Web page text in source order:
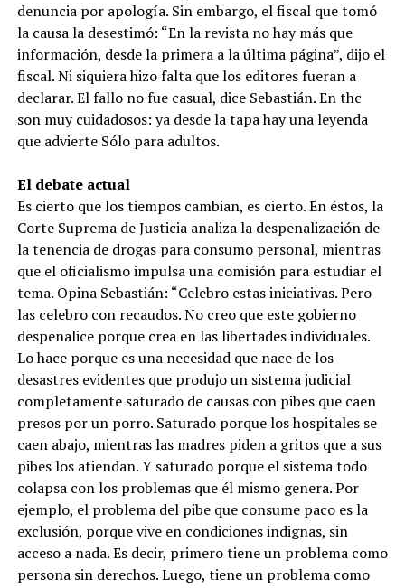
denuncia por apología. Sin embargo, el fiscal que tomó
la causa la desestimó: “En la revista no hay más que
información, desde la primera a la última página”, dijo el
fiscal. Ni siquiera hizo falta que los editores fueran a
declarar. El fallo no fue casual, dice Sebastián. En thc
son muy cuidadosos: ya desde la tapa hay una leyenda
que advierte Sólo para adultos.
El debate actual
Es cierto que los tiempos cambian, es cierto. En éstos, la
Corte Suprema de Justicia analiza la despenalización de
la tenencia de drogas para consumo personal, mientras
que el oficialismo impulsa una comisión para estudiar el
tema. Opina Sebastián: “Celebro estas iniciativas. Pero
las celebro con recaudos. No creo que este gobierno
despenalice porque crea en las libertades individuales.
Lo hace porque es una necesidad que nace de los
desastres evidentes que produjo un sistema judicial
completamente saturado de causas con pibes que caen
presos por un porro. Saturado porque los hospitales se
caen abajo, mientras las madres piden a gritos que a sus
pibes los atiendan. Y saturado porque el sistema todo
colapsa con los problemas que él mismo genera. Por
ejemplo, el problema del pibe que consume paco es la
exclusión, porque vive en condiciones indignas, sin
acceso a nada. Es decir, primero tiene un problema como
persona sin derechos. Luego, tiene un problema como